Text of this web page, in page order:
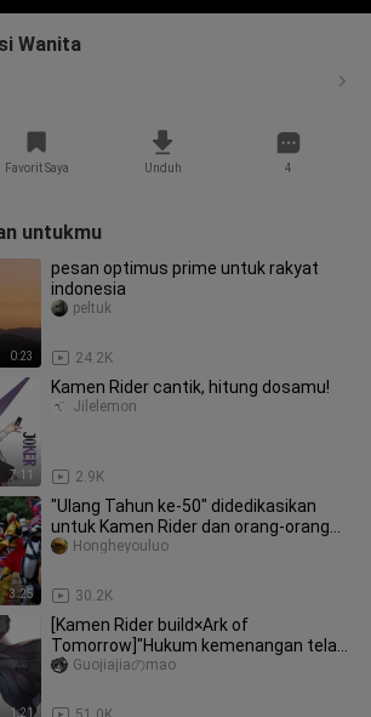
Wanita
Favorit Saya Unduh 4
untukmu
0:23
pesan optimus prime untuk rakyat
indonesia
24.2K
peltuk
7:11
Kamen Rider cantik, hitung dosamu!
2.9K
Jilelemon
3:25
"Ulang Tahun ke-50" didedikasikan
untuk Kamen Rider dan orang-orang
yang mencintainya
30.2K
Hongheyouluo
1:21
[Kamen Rider build×Ark of
Tomorrow]"Hukum kemenangan telah
ditentukan"
Guojiajiaのmao